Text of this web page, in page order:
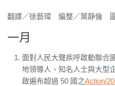
翻譯／徐藝瑋 編整／葉靜倫
一月
面對人民大聲疾呼啟動聯合
地領導人、知名人士與大型
啟遍布超過 50 國之Action/